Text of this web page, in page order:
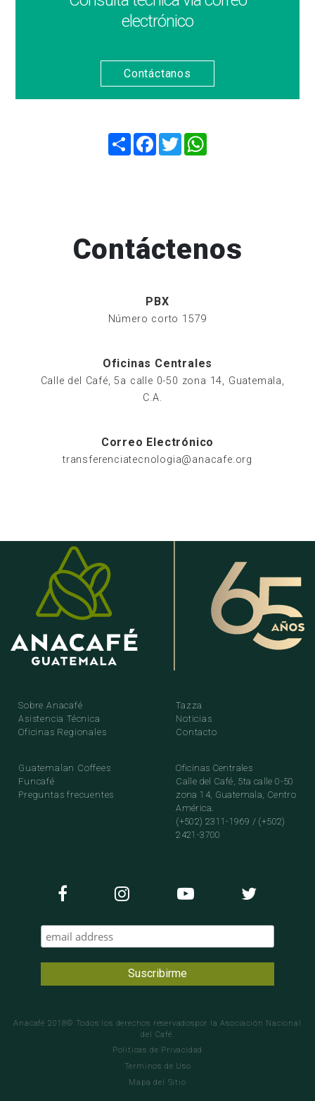
electrónico
Contáctanos
CompartirFacebook
Twitter
Contáctenos
PBX
Número corto 1579
Oficinas Centrales
Calle del Café, 5a calle 0-50 zona 14, Guatemala,
C.A.
Correo Electrónico
transferenciatecnologia@anacafe.org
Sobre Anacafé
Asistencia Técnica
Oficinas Regionales
Tazza
Noticias
Contacto
Guatemalan Coffees
Funcafé
Preguntas frecuentes
Oficinas Centrales
Calle del Café, 5ta calle 0-50
zona 14, Guatemala, Centro
América.
(+502) 2311-1969 / (+502)
2421-3700
Anacafé 2018© Todos los derechos reservadospor la Asociación Nacional
del Café.
Politicas de Privacidad
Terminos de Uso
Mapa del Sitio